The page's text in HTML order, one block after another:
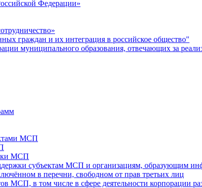
Федерации»
граждан и их интеграция в российское общество"
муниципального образования, отвечающих за
МСП
МСП
субъектам МСП и организациям, образующим
в перечни, свободном от прав третьих лиц
МСП, в том числе в сфере деятельности корпорации